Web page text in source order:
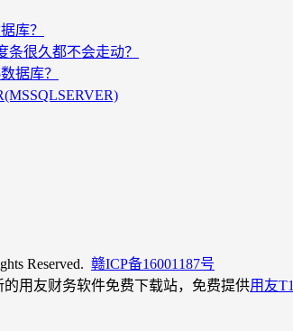
库？
条很久都不会走动？
据库？
Reserved. 赣ICP备16001187号
用友财务软件免费下载站，免费提供用友T1